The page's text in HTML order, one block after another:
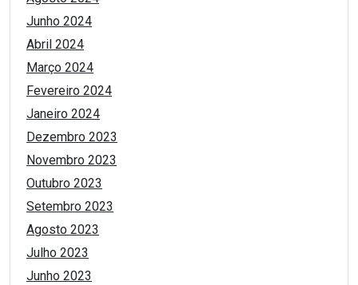
Junho 2024
Abril 2024
Março 2024
Fevereiro 2024
Janeiro 2024
Dezembro 2023
Novembro 2023
Outubro 2023
Setembro 2023
Agosto 2023
Julho 2023
Junho 2023